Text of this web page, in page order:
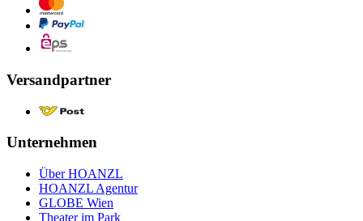
Versandpartner
Unternehmen
Über HOANZL
HOANZL Agentur
GLOBE Wien
Theater im Park